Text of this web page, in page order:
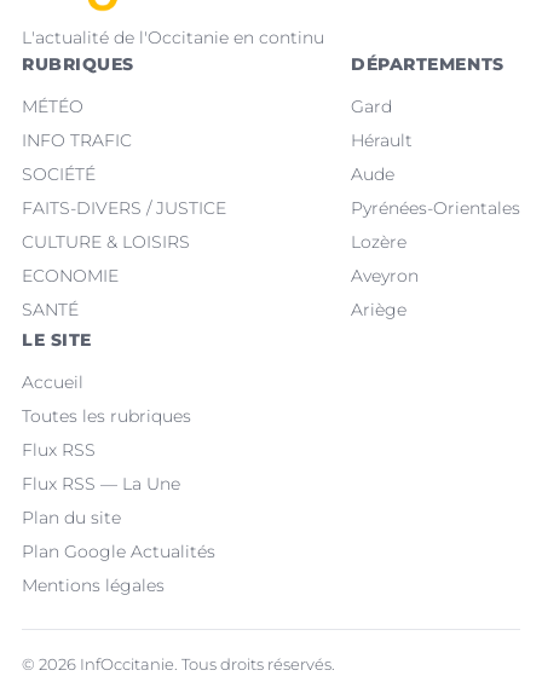
L'actualité de l'Occitanie en continu
RUBRIQUES
MÉTÉO
INFO TRAFIC
SOCIÉTÉ
FAITS-DIVERS / JUSTICE
CULTURE & LOISIRS
ECONOMIE
SANTÉ
DÉPARTEMENTS
Gard
Hérault
Aude
Pyrénées-Orientales
Lozère
Aveyron
Ariège
LE SITE
Accueil
Toutes les rubriques
Flux RSS
Flux RSS — La Une
Plan du site
Plan Google Actualités
Mentions légales
© 2026 InfOccitanie. Tous droits réservés.